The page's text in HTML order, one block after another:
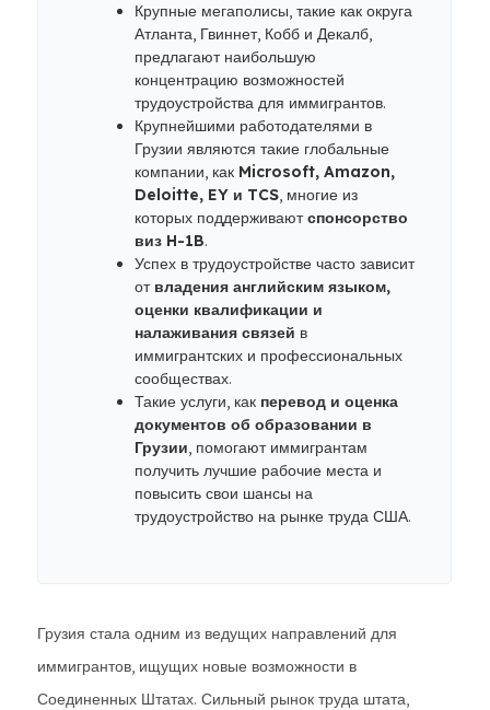
Крупные мегаполисы, такие как округа
Атланта, Гвиннет, Кобб и Декалб,
предлагают наибольшую
концентрацию возможностей
трудоустройства для иммигрантов.
Крупнейшими работодателями в
Грузии являются такие глобальные
компании, как Microsoft, Amazon,
Deloitte, EY и TCS, многие из
которых поддерживаютспонсорство
виз H-1B.
Успех в трудоустройстве часто зависит
от владения английским языком,
оценки квалификации и
налаживания связей в
иммигрантских и профессиональных
сообществах.
Такие услуги, как перевод и оценка
документов об образовании в
Грузии, помогают иммигрантам
получить лучшие рабочие места и
повысить свои шансы на
трудоустройство на рынке труда США.
Грузия стала одним из ведущих направлений для
иммигрантов, ищущих новые возможности в
Соединенных Штатах. Сильный рынок труда штата,